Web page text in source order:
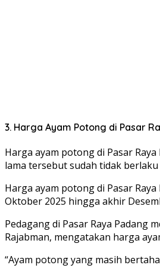
3. Harga Ayam Potong di Pasar
Harga ayam potong di Pasar
lama tersebut sudah tidak
Harga ayam potong di Pasar
Oktober 2025 hingga akhir
Pedagang di Pasar Raya Padang
Rajabman, mengatakan harga
“Ayam potong yang masih